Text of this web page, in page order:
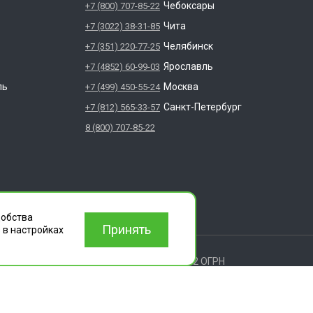
+7 (800) 707-85-22 Чебоксары
+7 (3022) 38-31-85 Чита
+7 (351) 220-77-25 Челябинск
+7 (4852) 60-99-03 Ярославль
+7 (499) 450-55-24 Москва
+7 (812) 565-33-57 Санкт-Петербург
8 (800) 707-85-22
ИЛЬИЧА ДОМ 14 КВ 11 ИНН: 6686112972 ОГРН
настройках
Принять